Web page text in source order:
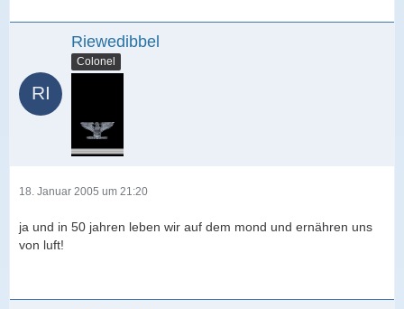
Riewedibbel
Colonel
18. Januar 2005 um 21:20
ja und in 50 jahren leben wir auf dem mond und ernähren uns
von luft!